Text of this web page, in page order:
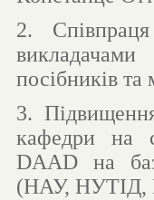
2.
викладачами
посібників та
3.
кафедри на
DAAD на
(НАУ,